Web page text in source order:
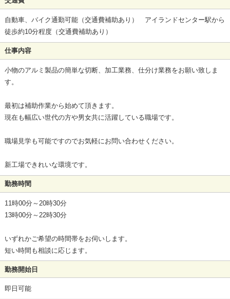
自動車、バイク通勤可能（交通費補助あり） アイランドセンター駅から
徒歩約10分程度（交通費補助あり）
仕事内容
小物のアルミ製品の簡単な切断、加工業務、仕分け業務をお願い致しま
す。
最初は補助作業から始めて頂きます。
現在も幅広い世代の方や男女共に活躍している職場です。
職場見学も可能ですのでお気軽にお問い合わせください。
新工場できれいな環境です。
勤務時間
11時00分～20時30分
13時00分～22時30分
いずれかご希望の時間帯をお伺いします。
短い時間も相談に応じます。
勤務開始日
即日可能